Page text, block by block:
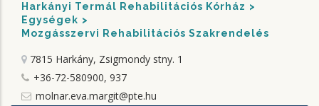
Harkányi Termál Rehabilitációs Kórház
Egységek
Mozgásszervi Rehabilitációs Szakrendelés
7815 Harkány, Zsigmondy stny. 1
+36-72-580900, 937
molnar.eva.margit@pte.hu